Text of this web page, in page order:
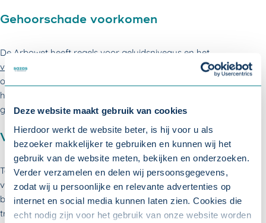
Deze website maakt gebruik van cookies
Hierdoor werkt de website beter, is hij voor u als
bezoeker makkelijker te gebruiken en kunnen wij het
gebruik van de website meten, bekijken en onderzoeken.
Verder verzamelen en delen wij persoonsgegevens,
zodat wij u persoonlijke en relevante advertenties op
internet en social media kunnen laten zien. Cookies die
echt nodig zijn voor het gebruik van onze website worden
Gehoorschade voorkomen
De Arbowet heeft regels voor geluidsniveaus en het
voorkomen van gehoorschade
op de werkplek. Het is belangrijk dat u zich aan deze richtlijnen
houdt, want: gehoorschade is niet te genezen en kan tot
gevaarlijke situaties leiden.
Veilig werken in de zon
Teveel ultraviolette straling is schadelijk. Dit kan leiden tot een
vorm van huidkanker. Als u of uw medewerkers regelmatig
buiten werken, is het belangrijk omvoorzorgsmaatregelente
treffen.